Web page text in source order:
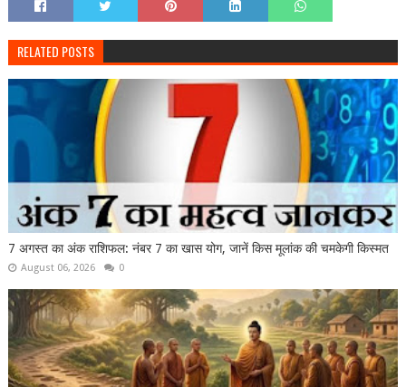
RELATED POSTS
7 अगस्त का अंक राशिफल: नंबर 7 का खास योग, जानें किस मूलांक की चमकेगी किस्मत
August 06, 2026 0